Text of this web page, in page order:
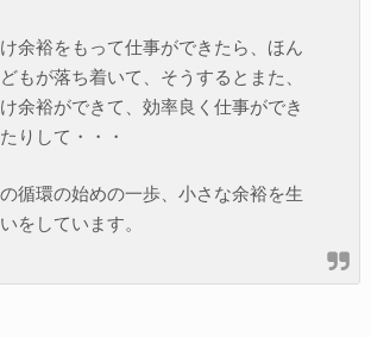
余裕をもって仕事ができたら、ほん
もが落ち着いて、そうするとまた、
余裕ができて、効率良く仕事ができ
りして・・・
循環の始めの一歩、小さな余裕を生
をしています。